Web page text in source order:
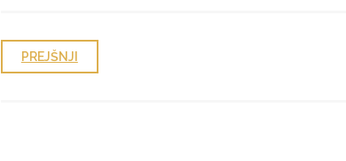
PREJŠNJI